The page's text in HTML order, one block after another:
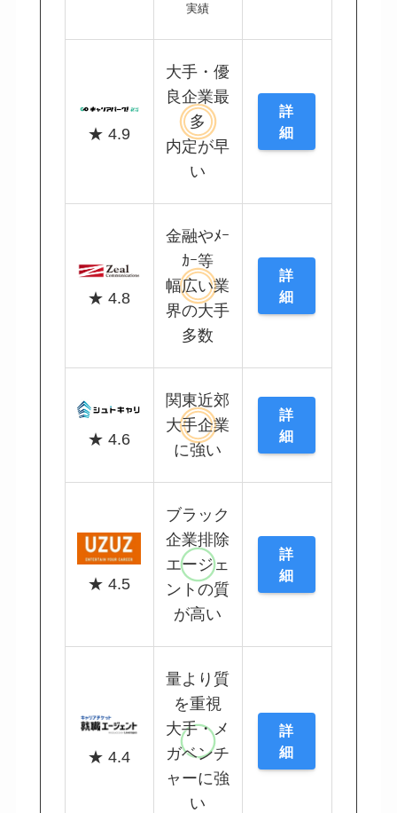
実績
★ 4.9
大手・優
良企業最
多
内定が早
い
詳
細
★ 4.8
金融やﾒｰ
ｶｰ等
幅広い業
界の大手
多数
詳
細
★ 4.6
関東近郊
大手企業
に強い
詳
細
★ 4.5
ブラック
企業排除
エージェ
ントの質
が高い
詳
細
★ 4.4
量より質
を重視
大手・メ
ガベンチ
ャーに強
い
詳
細